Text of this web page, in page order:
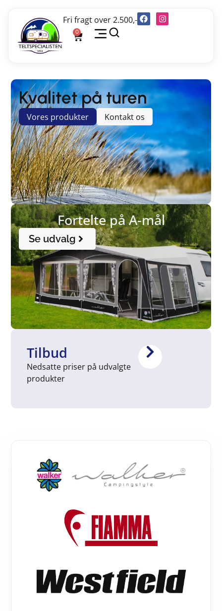
Fri fragt over 2.500,-
0
Kvalitet på turen
Vores produkter Kontakt os
Fortelte på A-mål
Se udvalg
Tilbud
Nedsatte priser på udvalgte
produkter